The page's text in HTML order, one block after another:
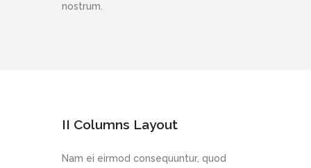
nostrum.
II Columns Layout
Nam ei eirmod consequuntur, quod